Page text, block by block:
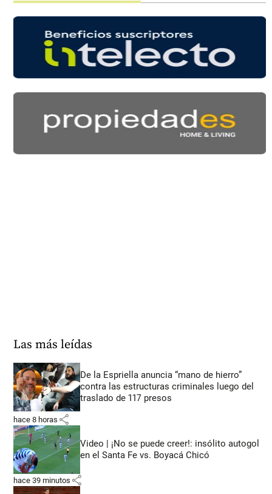
Las más leídas
De la Espriella anuncia “mano de hierro”
contra las estructuras criminales luego del
traslado de 117 presos
hace 8 horas share
Video | ¡No se puede creer!: insólito autogol
en el Santa Fe vs. Boyacá Chicó
hace 39 minutos share